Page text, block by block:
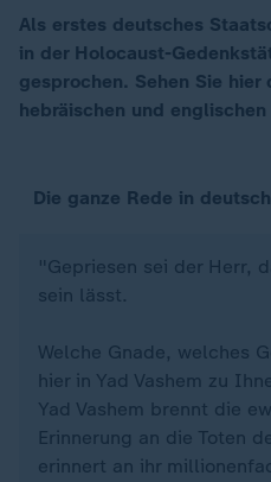
00:16
Als erstes deutsches
in der Holocaust-
gesprochen. Sehen Sie hier
hebräischen und
Die ganze Rede in
"Gepriesen sei der Herr,
sein lässt.
Welche Gnade, welches
hier in Yad Vashem zu
Yad Vashem brennt die
Erinnerung an die Toten
erinnert an ihr